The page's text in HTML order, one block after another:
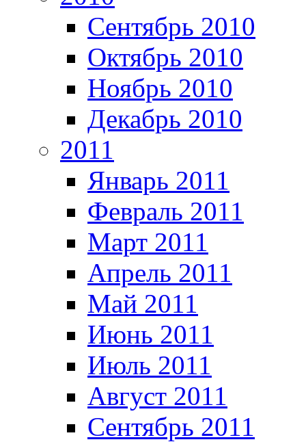
Сентябрь 2010
Октябрь 2010
Ноябрь 2010
Декабрь 2010
2011
Январь 2011
Февраль 2011
Март 2011
Апрель 2011
Май 2011
Июнь 2011
Июль 2011
Август 2011
Сентябрь 2011